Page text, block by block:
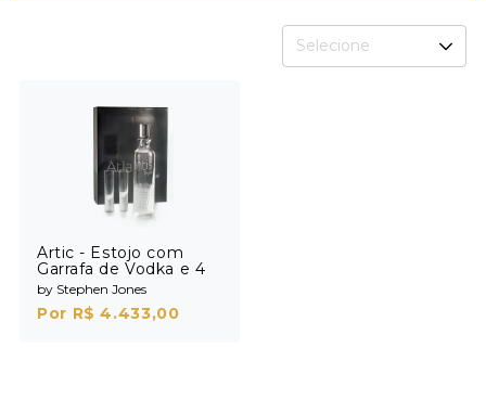
Selecione
Artic - Estojo com
Garrafa de Vodka e 4
Shots
by Stephen Jones
Por R$ 4.433,00